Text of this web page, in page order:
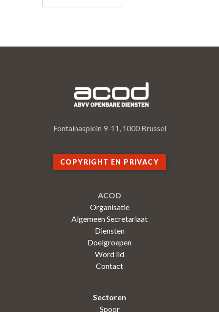
Fontainasplein 9-11, 1000 Brussel
COPYRIGHT EN PRIVACY
ACOD
Organisatie
Algemeen Secretariaat
Diensten
Doelgroepen
Word lid
Contact
Sectoren
Spoor